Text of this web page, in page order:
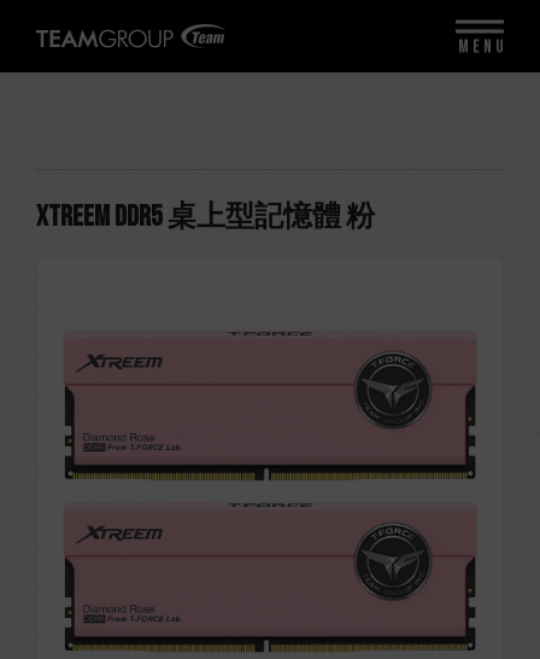
XTREEM DDR5 桌上型記憶體 粉
MENU